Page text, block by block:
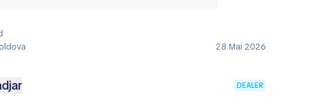
28 Mai 2026
DEALER